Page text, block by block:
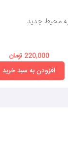
محیط جدید
220,000 تومان
افزودن به سبد خرید